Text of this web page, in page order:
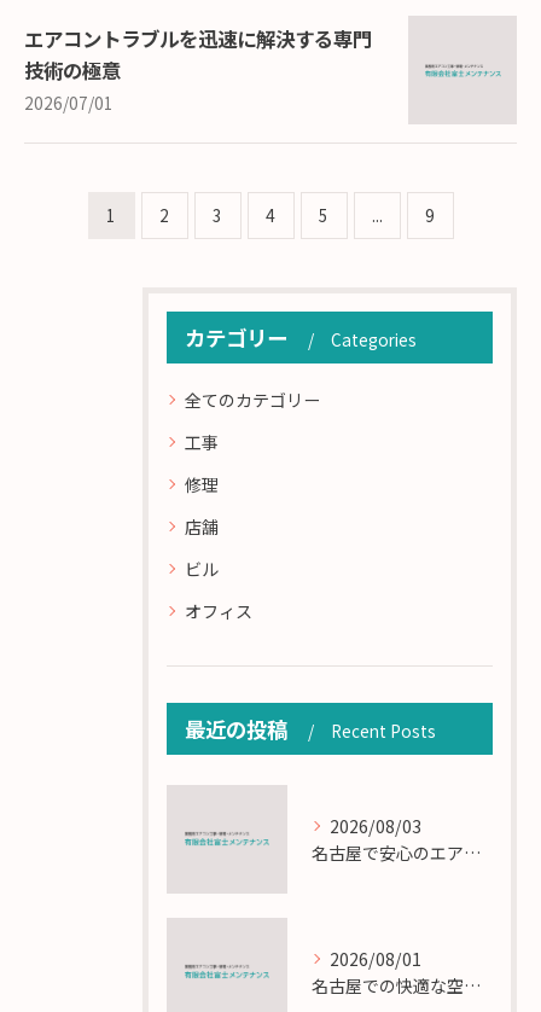
エアコントラブルを迅速に解決する専門
技術の極意
2026/07/01
1 2 3 4 5 ... 9
カテゴリー Categories
全てのカテゴリー
工事
修理
店舗
ビル
オフィス
最近の投稿 Recent Posts
2026/08/03
名古屋で安心のエアコン工事と定期メンテナンスの重要性
2026/08/01
名古屋での快適な空調を実現するエアコンサービスの技術